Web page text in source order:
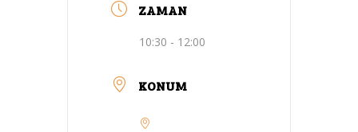
ZAMAN
10:30 - 12:00
KONUM